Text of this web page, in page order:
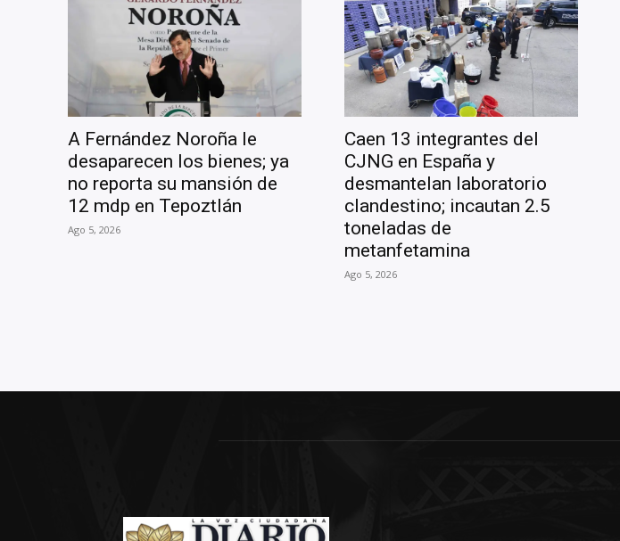
A Fernández Noroña le
desaparecen los bienes; ya
no reporta su mansión de
12 mdp en Tepoztlán
Ago 5, 2026
Caen 13 integrantes del
CJNG en España y
desmantelan laboratorio
clandestino; incautan 2.5
toneladas de
metanfetamina
Ago 5, 2026